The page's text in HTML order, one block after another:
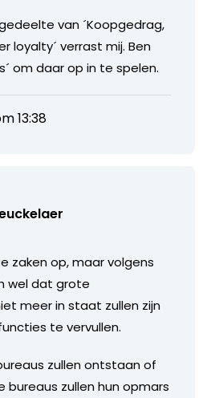
van ´Koopgedrag,
loyalty´ verrast mij. Ben
om daar op in te spelen.
13:38
zaken op, maar volgens
wel dat grote
meer in staat zullen zijn
te vervullen.
zullen ontstaan of
bureaus zullen hun opmars